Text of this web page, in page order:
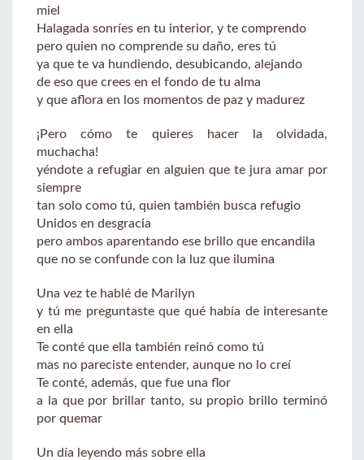
miel
Halagada sonríes en tu interior, y te comprendo
pero quien no comprende su daño, eres tú
ya que te va hundiendo, desubicando, alejando
de eso que crees en el fondo de tu alma
y que aflora en los momentos de paz y madurez
¡Pero cómo te quieres hacer la olvidada,
muchacha!
yéndote a refugiar en alguien que te jura amar por
siempre
tan solo como tú, quien también busca refugio
Unidos en desgracia
pero ambos aparentando ese brillo que encandila
que no se confunde con la luz que ilumina
Una vez te hablé de Marilyn
y tú me preguntaste que qué había de interesante
en ella
Te conté que ella también reinó como tú
mas no pareciste entender, aunque no lo creí
Te conté, además, que fue una flor
a la que por brillar tanto, su propio brillo terminó
por quemar
Un día leyendo más sobre ella